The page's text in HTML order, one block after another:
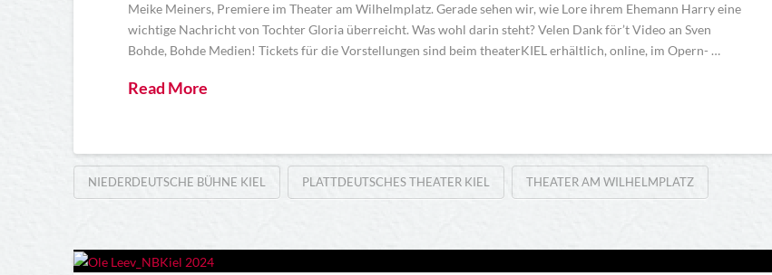
Meike Meiners, Premiere im Theater am Wilhelmplatz. Gerade sehen wir, wie Lore ihrem Ehemann Harry eine
wichtige Nachricht von Tochter Gloria überreicht. Was wohl darin steht? Velen Dank för’t Video an Sven
Bohde, Bohde Medien! Tickets für die Vorstellungen sind beim theaterKIEL erhältlich, online, im Opern- …
Read More
NIEDERDEUTSCHE BÜHNE KIEL PLATTDEUTSCHES THEATER KIEL THEATER AM WILHELMPLATZ